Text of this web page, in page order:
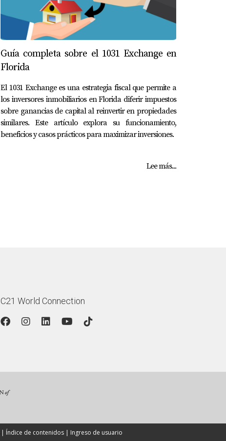
Guía completa sobre el 1031 Exchange en
Florida
El 1031 Exchange es una estrategia fiscal que permite a
los inversores inmobiliarios en Florida diferir impuestos
sobre ganancias de capital al reinvertir en propiedades
similares. Este artículo explora su funcionamiento,
beneficios y casos prácticos para maximizar inversiones.
Lee más...
C21 World Connection
| Índice de contenidos | Ingreso de usuario